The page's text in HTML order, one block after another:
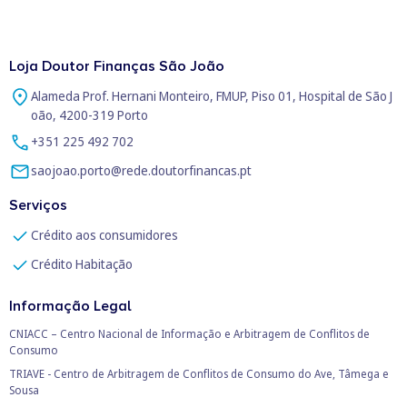
Loja Doutor Finanças São João
Alameda Prof. Hernani Monteiro, FMUP, Piso 01, Hospital de São J
oão, 4200-319 Porto
+351 225 492 702
saojoao.porto@rede.doutorfinancas.pt
Serviços
Crédito aos consumidores
Crédito Habitação
Informação Legal
CNIACC – Centro Nacional de Informação e Arbitragem de Conflitos de
Consumo
TRIAVE - Centro de Arbitragem de Conflitos de Consumo do Ave, Tâmega e
Sousa